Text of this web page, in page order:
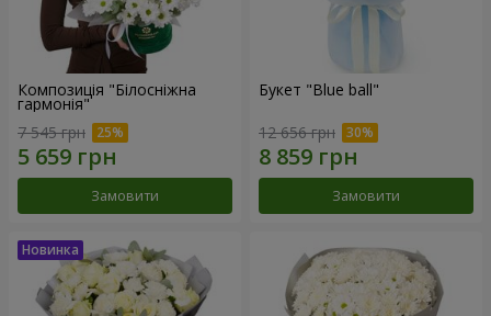
Композиція "Білосніжна
гармонія"
7 545 грн
Замовити
Букет "Blue ball"
12 656 грн
Замовити